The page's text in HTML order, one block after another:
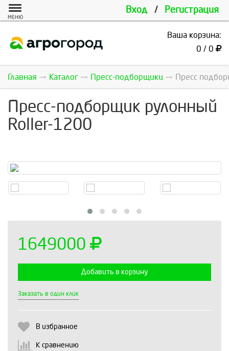
Вход / Регистрация
МЕНЮ
Ваша корзина:
0 / 0
Главная Каталог Пресс-подборщики Пресс
Пресс-подборщик рулонный
Roller-1200
1649000
Добавить в корзину
Заказать в один клик
В избранное
К сравнению